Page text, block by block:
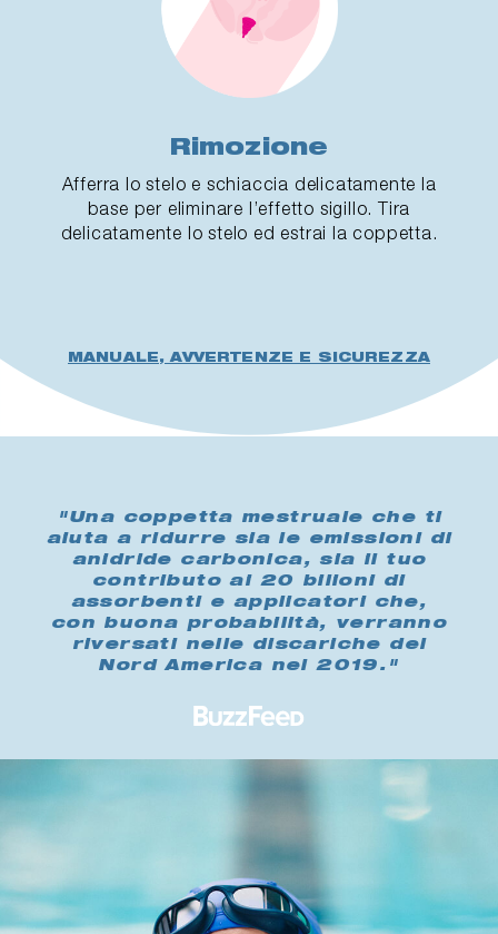
Rimozione
Afferra lo stelo e schiaccia delicatamente la
base per eliminare l’effetto sigillo. Tira
delicatamente lo stelo ed estrai la coppetta.
MANUALE, AVVERTENZE E SICUREZZA
"Una coppetta mestruale che ti
aiuta a ridurre sia le emissioni di
anidride carbonica, sia il tuo
contributo ai 20 bilioni di
assorbenti e applicatori che,
con buona probabilità, verranno
riversati nelle discariche del
Nord America nel 2019."